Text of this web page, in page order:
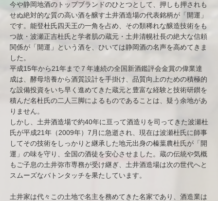
今や静岡地酒のトップブランドのひとつとして、押しも押されも
せぬ絶対的な質の高い酒を醸す土井酒造場の代表銘柄が「開運」
です。能登杜氏四天王の一角を占め、その類稀れな醸造技術をも
つ故・波瀬正吉杜氏と学者肌の蔵元・土井清幌社長の絶大な信頼
関係が「開運」という酒を、ひいては静岡酒の名声を高めてきま
した。
平成15年から21年まで７年連続の全国新酒鑑評会金賞の偉業達
成は、酵母培養から酒質設計を手掛け、品質向上のための積極的
な設備投資をいち早く進めてきた蔵元と豊富な経験と技術研鑚を
積んだ名杜氏の二人三脚によるものであることは、疑う余地があ
りません。
しかし、土井酒造場で約40年に亘って酒造りを司ってきた波瀬杜
氏が平成21年（2009年）7月に急逝され、現在は波瀬杜氏に師事
してその技術をしっかりと継承した地元出身の榛葉農杜氏が「開
運」の味を守り、全国の酒徒を安心させました。蔵の伝統や気概
もご子息の土井弥市専務が受け継ぎ、土井酒造場は次の世代へと
スムーズなバトンタッチを果たしています。
土井家は代々この土地で名主を務めてきた名家であり、酒造業は